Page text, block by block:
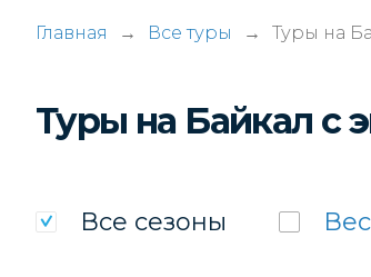
Главная → Все туры → Туры на
Туры на Байкал с
Все сезоны